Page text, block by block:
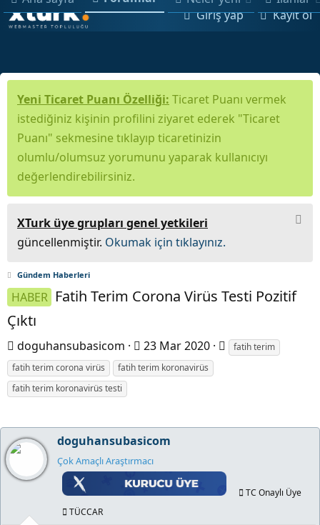
Giriş yap Kayıt ol
Yeni Ticaret Puanı Özelliği: Ticaret Puanı vermek
istediğiniz kişinin profilini ziyaret ederek "Ticaret
Puanı" sekmesine tıklayıp ticaretinizin
olumlu/olumsuz yorumunu yaparak kullanıcıyı
değerlendirebilirsiniz.
XTurk üye grupları genel yetkileri
güncellenmiştir. Okumak için tıklayınız.
Gündem Haberleri
HABER Fatih Terim Corona Virüs Testi Pozitif
Çıktı
K
o
n
y
b
doguhansubasicom
B
a
n
g
ı
ç
23 Mar 2020
Efatih terim
fatih terim corona virüs
fatih terim koronavirüs
fatih terim koronavirüs testi
doguhansubasicom
Çok Amaçlı Araştırmacı
TC Onaylı Üye
TÜCCAR